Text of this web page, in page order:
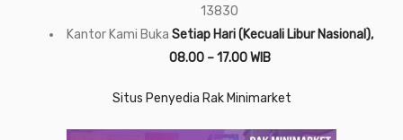
13830
Kantor Kami Buka Setiap Hari (Kecuali Libur Nasional),
08.00 – 17.00 WIB
Situs Penyedia Rak Minimarket